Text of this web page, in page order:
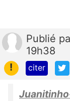
Publié
19h38
!
citer